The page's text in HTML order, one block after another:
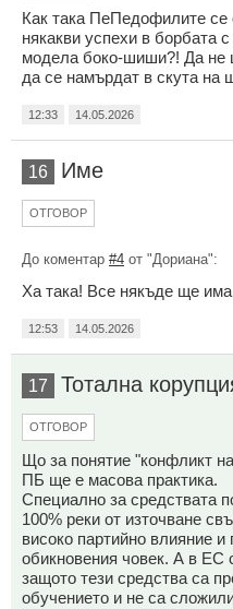
Как така ПеПедофилите
някакви успехи в борбата
модела боко-шиши?! Да не
да се намърдат в скута на
12:33 14.05.2026
16 Име
ОТГОВОР
До коментар #4 от "Дориана":
Ха така! Все някъде ще
12:53 14.05.2026
17 Тотална
ОТГОВОР
Що за понятие "конфликт
ПБ ще е масова практика.
Специално за средствата
100% реки от източване
високо партийно влияние
обикновения човек. А в ЕС
защото тези средства са
обучението и не са